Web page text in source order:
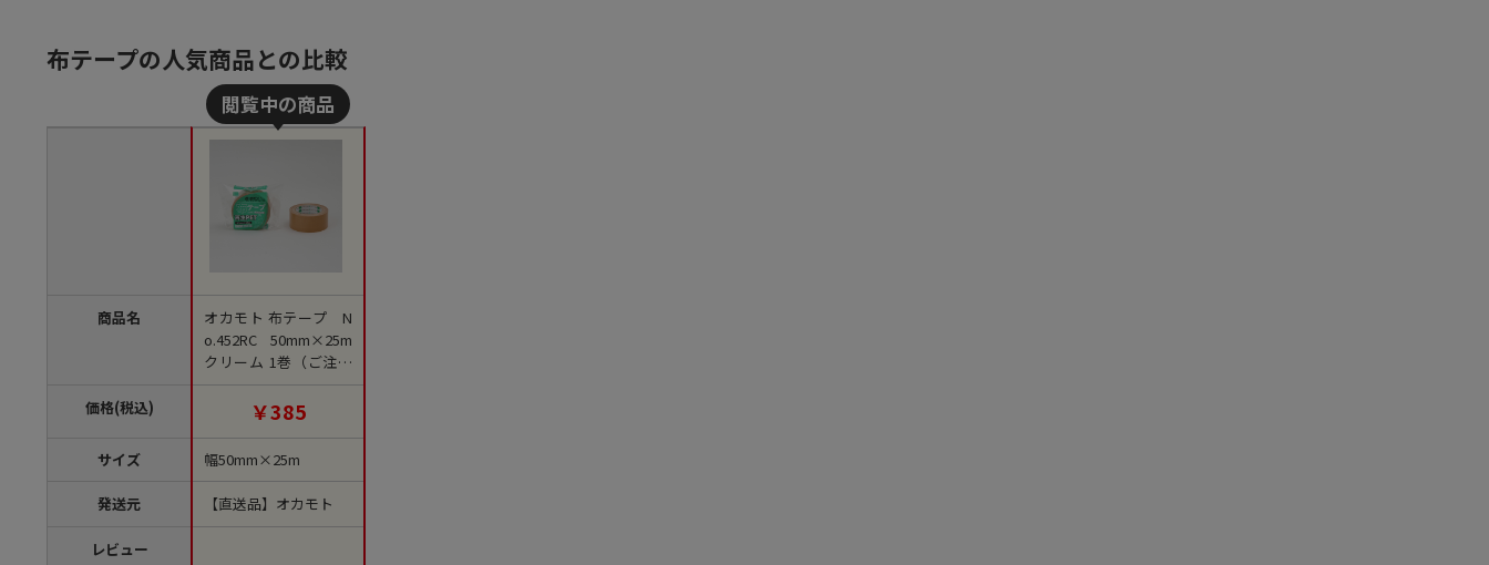
布テープの人気商品との比較
商品名
価格(税込)
サイズ
発送元
レビュー
オカモト 布テープ N
o.452RC 50mm×25m
クリーム 1巻（ご注文
単位30巻）【直送品】
￥385
幅50mm×25m
【直送品】オカモト